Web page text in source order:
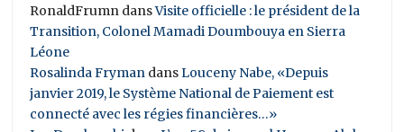
RonaldFrumn dansVisite officielle : le président de la
Transition, Colonel Mamadi Doumbouya en Sierra
Léone
Rosalinda Fryman dansLouceny Nabe, «Depuis
janvier 2019, le Système National de Paiement est
connecté avec les régies financières…»